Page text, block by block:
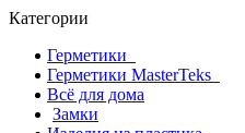
Категории
Герметики
Герметики MasterTeks
Всё для дома
Замки